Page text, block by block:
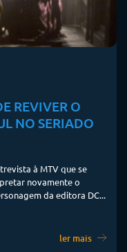
REVIVER O
NO SERIADO
à MTV que se
novamente o
da editora DC...
ler mais